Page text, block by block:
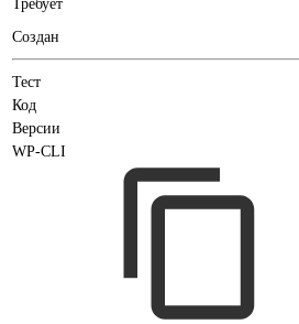
Создан
Тест
Код
Версии
WP-CLI